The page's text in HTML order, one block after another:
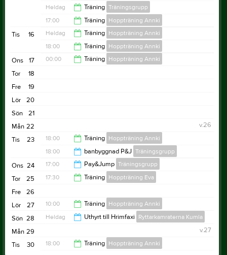
18:00
Träningsgrupp
Heldag Träning Träningsgrupp
17:00
Träning Hoppträning Annki
00:00
16
Tis Heldag Träning Hoppträning Annki
18:00
Träning Hoppträning Annki
17
Ons 00:00 Träning Hoppträning Annki
18
Tor
19
Fre
20
Lör
21
Sön
22
Mån
v.26
23
Tis 18:00 Träning Hoppträning Annki
20:00
18:00 banbyggnad P&J Träningsgrupp
20:00
24
Ons 17:00 Pay&Jump Träningsgrupp
25
Tor 17:30 Träning Hoppträning Eva
20:30
26
Fre
27
Lör 10:00 Träning Hoppträning Annki
28
Sön Heldag Uthyrt till Hrimfaxi Ryttarkamraterna Kumla
29
Mån
v.27
30
Tis 18:00 Träning Hoppträning Annki